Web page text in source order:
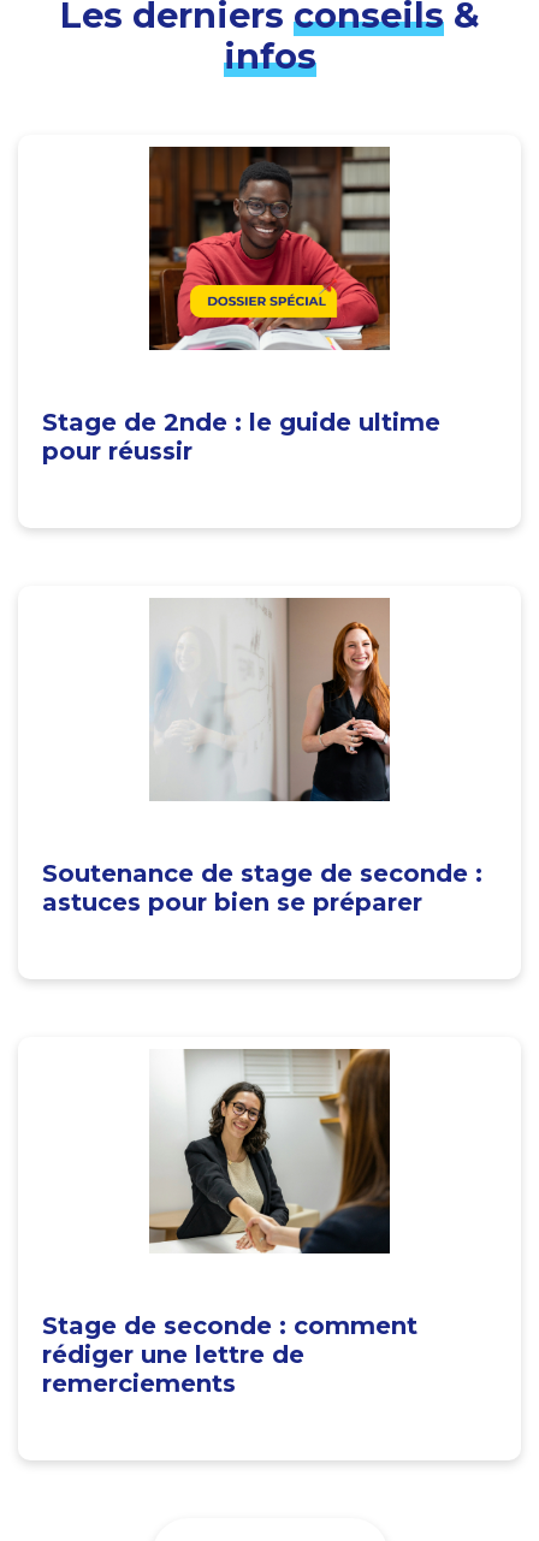
Les derniers conseils&
infos
Stage de 2nde : le guide ultime
pour réussir
Soutenance de stage de seconde :
astuces pour bien se préparer
Stage de seconde : comment
rédiger une lettre de
remerciements